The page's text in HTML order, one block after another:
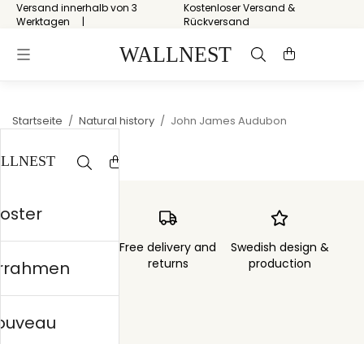
Versand innerhalb von 3
Werktagen
Kostenloser Versand &
Rückversand
Startseite / Natural history / John James Audubon
3 days
Free delivery and
returns
Swedish design &
production